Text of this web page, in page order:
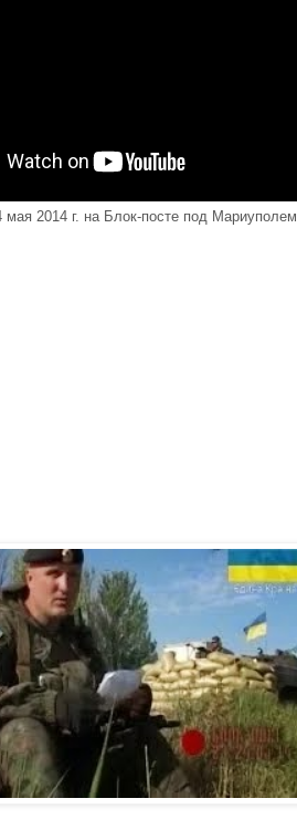
мая 2014 г. на Блок-посте под Мариуполем